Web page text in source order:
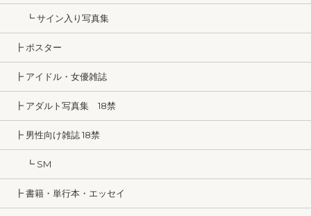
┗ サイン入り写真集
┣ ポスター
┣ アイドル・女優雑誌
┣ アダルト写真集 18禁
┣ 男性向け雑誌 18禁
┗ SM
┣ 書籍・単行本・エッセイ